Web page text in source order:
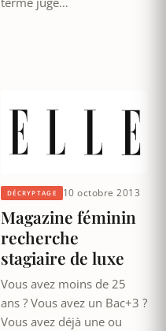
DÉCRYPTAGE 10 octobre 2013
Magazine féminin
recherche
stagiaire de luxe
Vous avez moins de 25
ans ? Vous avez un Bac+3 ?
Vous avez déjà une ou